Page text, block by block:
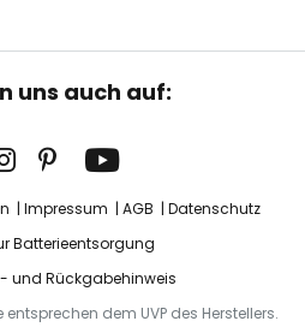
uns auch auf:
Impressum AGB
Datenschutz
Batterieentsorgung
und Rückgabehinweis
dem UVP des Herstellers.